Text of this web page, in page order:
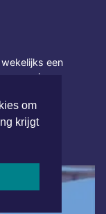
om
krijgt
een
regio.